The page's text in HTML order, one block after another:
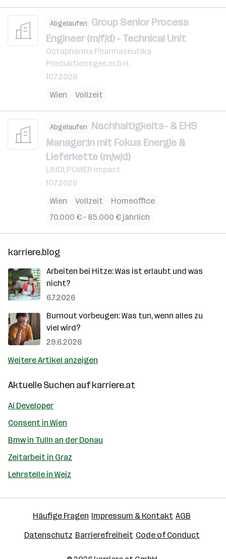
Abgelaufen Group Senior Process
Engineer (m/f/d) - Technical Unit
Octapharma Pharmazeutika
Produktionsges.m.b.H.
10.7.2026
Wien
Vollzeit
Abgelaufen Nachhaltigkeits- & EHS
Manager:in mit Fokus Energie &
Lieferkette (m/w/d)
LINDLPOWER impact
10.7.2026
Wien
Vollzeit
Homeoffice
70.000 € – 85.000 € jährlich
karriere.blog
Arbeiten bei Hitze: Was ist erlaubt und was
nicht?
6.7.2026
Burnout vorbeugen: Was tun, wenn alles zu
viel wird?
29.6.2026
Weitere Artikel anzeigen
Aktuelle Suchen aufkarriere.at
AI Developer
Consent in Wien
Bmw in Tulln an der Donau
Zeitarbeit in Graz
Lehrstelle in Weiz
Häufige Fragen Impressum & Kontakt AGB
Datenschutz Barrierefreiheit Code of Conduct